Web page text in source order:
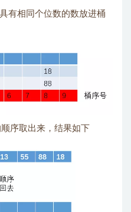
有相同个位数的数放进桶
序取出来，结果如下